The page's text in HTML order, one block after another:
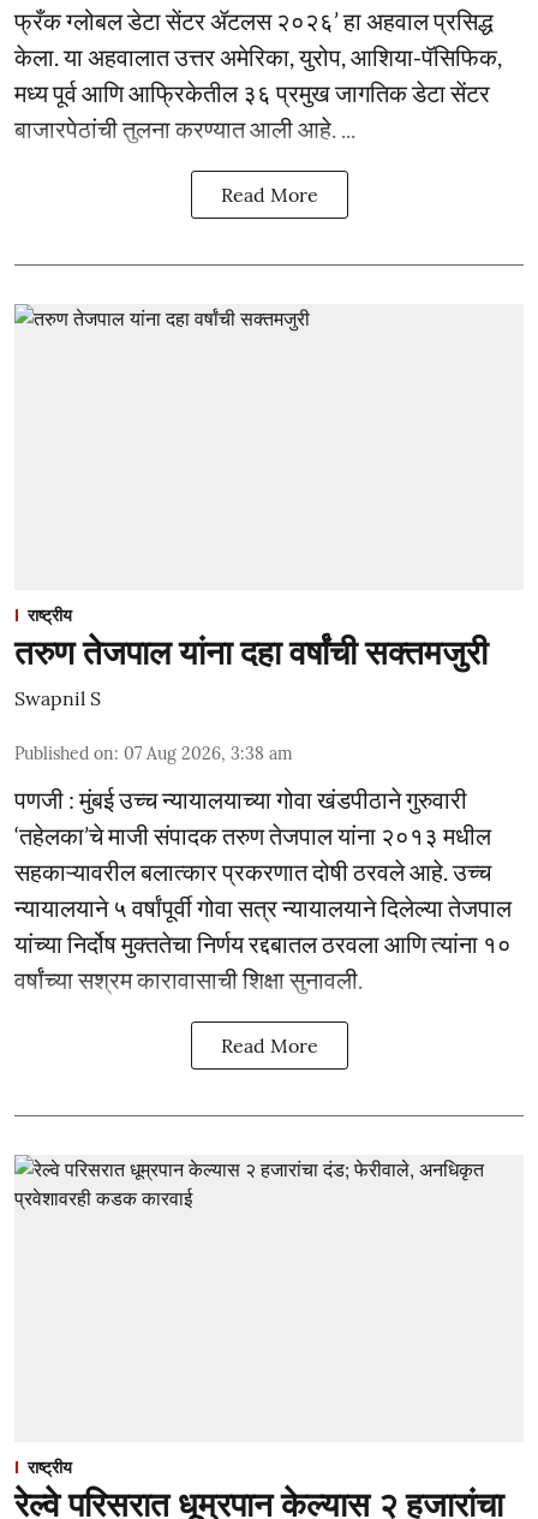
फ्रँक ग्लोबल डेटा सेंटर ॲटलस २०२६’ हा अहवाल प्रसिद्ध
केला. या अहवालात उत्तर अमेरिका, युरोप, आशिया-पॅसिफिक,
मध्य पूर्व आणि आफ्रिकेतील ३६ प्रमुख जागतिक डेटा सेंटर
बाजारपेठांची तुलना करण्यात आली आहे. ...
Read More
राष्ट्रीय
तरुण तेजपाल यांना दहा वर्षांची सक्तमजुरी
Swapnil S
Published on: 07 Aug 2026, 3:38 am
पणजी : मुंबई उच्च न्यायालयाच्या गोवा खंडपीठाने गुरुवारी
‘तहेलका’चे माजी संपादक तरुण तेजपाल यांना २०१३ मधील
सहकाऱ्यावरील बलात्कार प्रकरणात दोषी ठरवले आहे. उच्च
न्यायालयाने ५ वर्षांपूर्वी गोवा सत्र न्यायालयाने दिलेल्या तेजपाल
यांच्या निर्दोष मुक्ततेचा निर्णय रद्दबातल ठरवला आणि त्यांना १०
वर्षांच्या सश्रम कारावासाची शिक्षा सुनावली.
Read More
राष्ट्रीय
रेल्वे परिसरात धूम्रपान केल्यास २ हजारांचा